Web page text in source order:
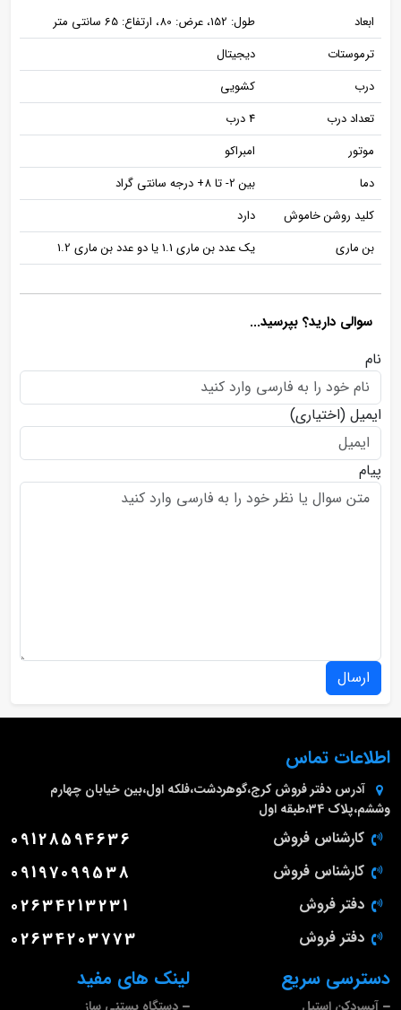
ابعاد
طول: 152، عرض: 80، ارتفاع: 65 سانتی متر
ترموستات
دیجیتال
درب
کشویی
تعداد درب
4 درب
موتور
امبراکو
دما
بین 2- تا 8+ درجه سانتی گراد
کلید روشن خاموش
دارد
بن ماری
یک عدد بن ماری 1.1 یا دو عدد بن ماری 1.2
سوالی دارید؟ بپرسید...
نام
ایمیل (اختیاری)
پیام
ارسال
لینک های مفید دسترسی سریع
اطلاعات تماس
آدرس دفتر فروش کرج،گوهردشت،فلکه اول،بین خیابان چهارم
وششم،پلاک 34،طبقه اول
کارشناس فروش 09128594636
کارشناس فروش 09197099538
دفتر فروش 02634213231
دفتر فروش 02634203773